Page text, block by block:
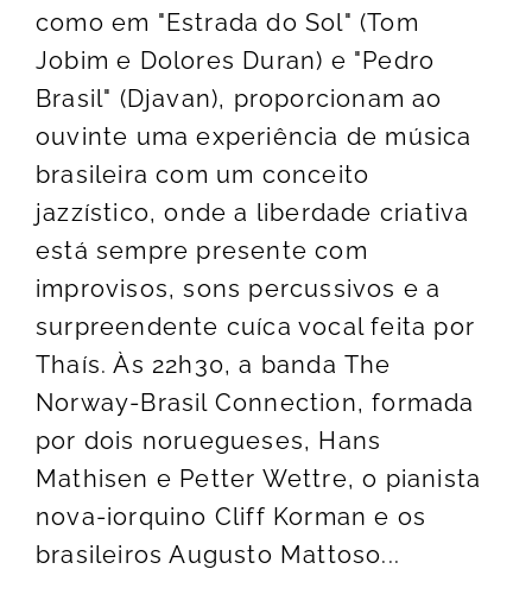
como em "Estrada do Sol" (Tom
Jobim e Dolores Duran) e "Pedro
Brasil" (Djavan), proporcionam ao
ouvinte uma experiência de música
brasileira com um conceito
jazzístico, onde a liberdade criativa
está sempre presente com
improvisos, sons percussivos e a
surpreendente cuíca vocal feita por
Thaís. Às 22h30, a banda The
Norway-Brasil Connection, formada
por dois noruegueses, Hans
Mathisen e Petter Wettre, o pianista
nova-iorquino Cliff Korman e os
brasileiros Augusto Mattoso...